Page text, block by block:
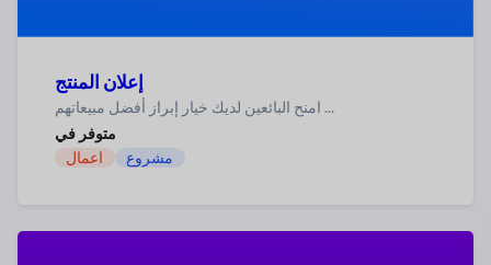
إعلان المنتج
امنح البائعين لديك خيار إبراز أفضل مبيعاتهم ...
متوفر في
اعمال
مشروع